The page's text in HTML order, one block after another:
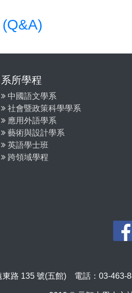
系所學程
中國語文學系
社會暨政策科學學系
應用外語學系
藝術與設計學系
英語學士班
跨領域學程
東路 135 號(五館) 電話：03-